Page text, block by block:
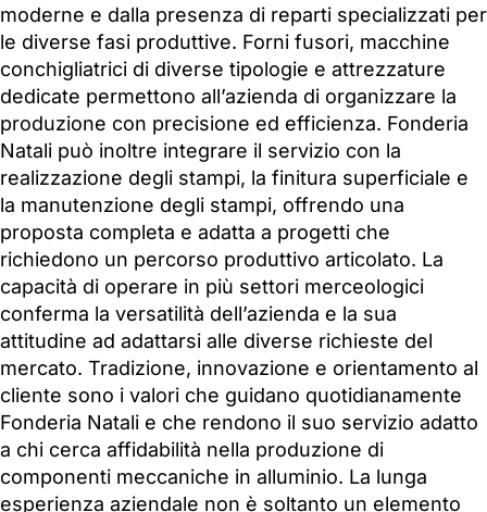
moderne e dalla presenza di reparti specializzati per
le diverse fasi produttive. Forni fusori, macchine
conchigliatrici di diverse tipologie e attrezzature
dedicate permettono all’azienda di organizzare la
produzione con precisione ed efficienza. Fonderia
Natali può inoltre integrare il servizio con la
realizzazione degli stampi, la finitura superficiale e
la manutenzione degli stampi, offrendo una
proposta completa e adatta a progetti che
richiedono un percorso produttivo articolato. La
capacità di operare in più settori merceologici
conferma la versatilità dell’azienda e la sua
attitudine ad adattarsi alle diverse richieste del
mercato. Tradizione, innovazione e orientamento al
cliente sono i valori che guidano quotidianamente
Fonderia Natali e che rendono il suo servizio adatto
a chi cerca affidabilità nella produzione di
componenti meccaniche in alluminio. La lunga
esperienza aziendale non è soltanto un elemento